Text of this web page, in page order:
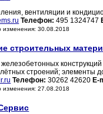
вентиляции и
Телефон: 495 1324747
изменения: 30.08.2018
строительных
железобетонных
строений; элементы
Телефон: 30262 42620 E-
изменения: 27.08.2018